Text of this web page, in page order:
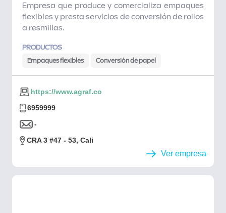
Empresa que produce y comercializa empaques
flexibles y presta servicios de conversión de rollos
a resmillas.
PRODUCTOS
Empaques flexibles Conversión de papel
https://www.agraf.co
6959999
-
CRA 3 #47 - 53, Cali
Ver empresa